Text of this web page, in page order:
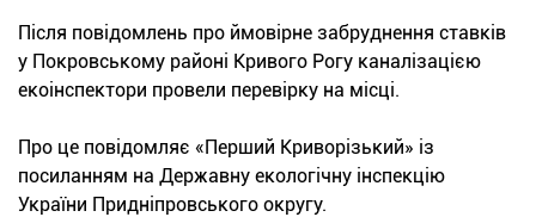
Після повідомлень про ймовірне забруднення ставків
у Покровському районі Кривого Рогу каналізацією
екоінспектори провели перевірку на місці.
Про це повідомляє «Перший Криворізький» із
посиланням на Державну екологічну інспекцію
України Придніпровського округу.